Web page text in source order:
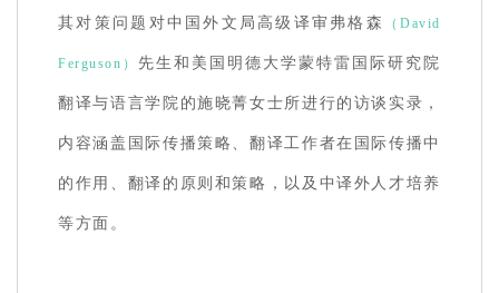
其对策问题对中国外文局高级译审弗格森 （David
Ferguson） 先生和美国明德大学蒙特雷国际研究院
翻译与语言学院的施晓菁女士所进行的访谈实录，
内容涵盖国际传播策略、翻译工作者在国际传播中
的作用、翻译的原则和策略，以及中译外人才培养
等方面。